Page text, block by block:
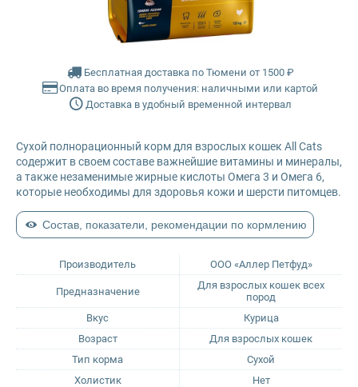
Farmina Fun Dog
Farmina N&D
Glance
Grandorf
Karmy
Mr. Buffalo
Бесплатная доставка по Тюмени от 1500 ₽
Оплата во время получения: наличными или картой
Доставка в удобный временной интервал
Производитель ООО «Аллер Петфуд»
Предназначение
Для взрослых кошек всех
пород
Вкус
Курица
Возраст
Для взрослых кошек
Тип корма
Сухой
Холистик
Нет
Сухой полнорационный корм для взрослых кошек All Cats
содержит в своем составе важнейшие витамины и минералы,
а также незаменимые жирные кислоты Омега 3 и Омега 6,
которые необходимы для здоровья кожи и шерсти питомцев.
Состав, показатели, рекомендации по кормлению